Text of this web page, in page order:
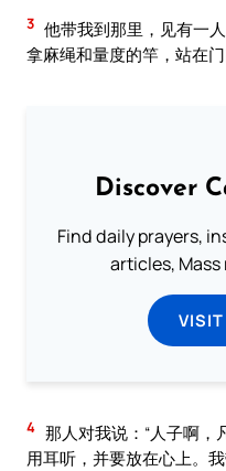
3 他带我到那里，见有一
拿麻绳和量度的竿，站在门
Discover
Find daily prayers,
articles,
4 那人对我说：“人子啊，
用耳听，并要放在心上。